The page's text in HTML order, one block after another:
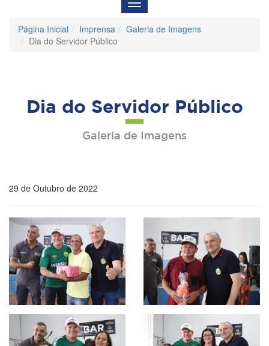
Menu
de
Navegação
Página Inicial Imprensa
Galeria de Imagens
Dia do Servidor Público
Dia do Servidor Público
Galeria de Imagens
29 de Outubro de 2022